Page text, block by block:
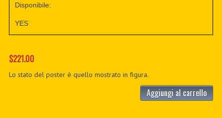
Disponibile:
YES
$221.00
Lo stato del poster è quello mostrato in figura.
Aggiungi al carrello